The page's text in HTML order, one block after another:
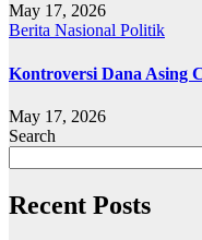
May 17, 2026
Berita Nasional Politik
Kontroversi Dana Asing
May 17, 2026
Search
Recent Posts